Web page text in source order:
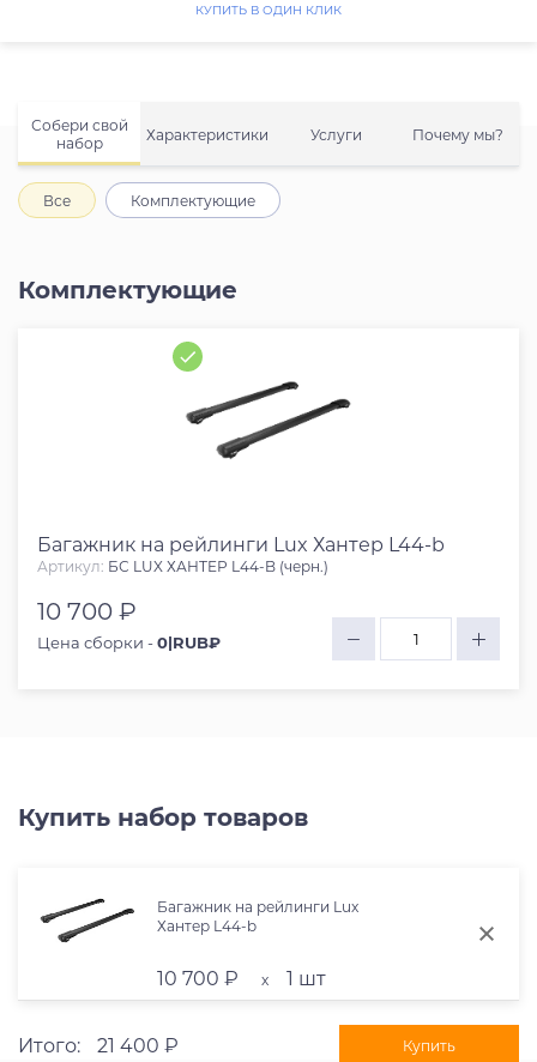
Собери свой
набор
Характеристики Услуги Почему мы?
Все Комплектующие
Комплектующие
Багажник на рейлинги Lux Хантер L44-b
Артикул: БС LUX ХАНТЕР L44-B (черн.)
10 700 ₽
Цена сборки -0|RUB₽
КУПИТЬ В ОДИН КЛИК
Купить набор товаров
Багажник на рейлинги Lux
Хантер L44-b
10 700 ₽ x 1 шт
Итого: 21 400 ₽ Купить